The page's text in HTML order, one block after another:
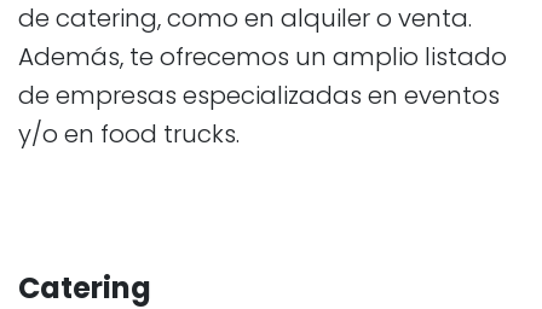
de catering, como en alquiler o venta.
Además, te ofrecemos un amplio listado
de empresas especializadas en eventos
y/o en food trucks.
Catering